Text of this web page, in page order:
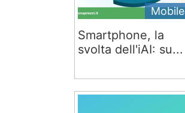
Mobile
Smartphone, la
svolta dell'iAI: su...